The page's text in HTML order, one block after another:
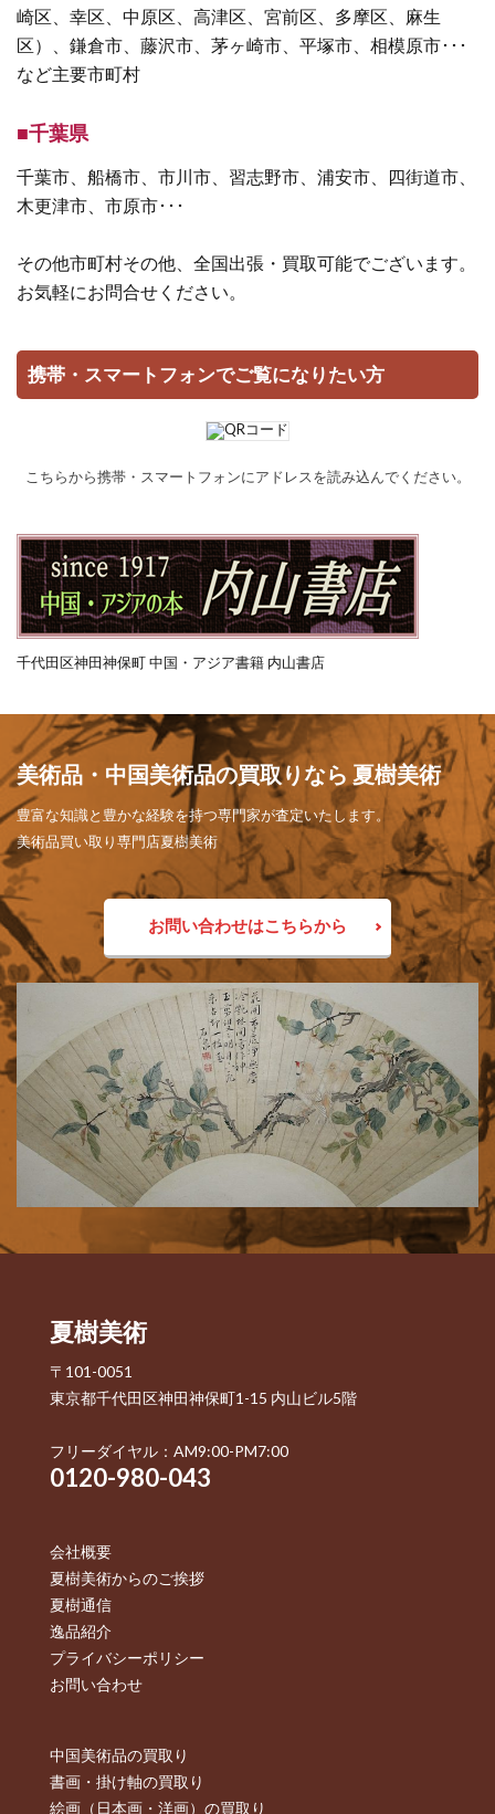
崎区、幸区、中原区、高津区、宮前区、多摩区、麻生
区）、鎌倉市、藤沢市、茅ヶ崎市、平塚市、相模原市･･･
など主要市町村
■千葉県
千葉市、船橋市、市川市、習志野市、浦安市、四街道市、
木更津市、市原市･･･
その他市町村その他、全国出張・買取可能でございます。
お気軽にお問合せください。
携帯・スマートフォンでご覧になりたい方
こちらから携帯・スマートフォンにアドレスを読み込んでください。
千代田区神田神保町 中国・アジア書籍 内山書店
美術品・中国美術品の買取りなら 夏樹美術
豊富な知識と豊かな経験を持つ専門家が査定いたします。
美術品買い取り専門店夏樹美術
お問い合わせはこちらから
夏樹美術
〒101-0051
東京都千代田区神田神保町1-15 内山ビル5階
フリーダイヤル：AM9:00-PM7:00
0120-980-043
会社概要
夏樹美術からのご挨拶
夏樹通信
逸品紹介
プライバシーポリシー
お問い合わせ
中国美術品の買取り
書画・掛け軸の買取り
絵画（日本画・洋画）の買取り